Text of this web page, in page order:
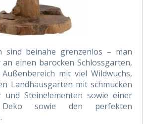
sind beinahe grenzenlos – man
einen barocken Schlossgarten,
mit viel Wildwuchs,
Landhausgarten mit schmucken
und Steinelementen sowie einer
Deko sowie den perfekten